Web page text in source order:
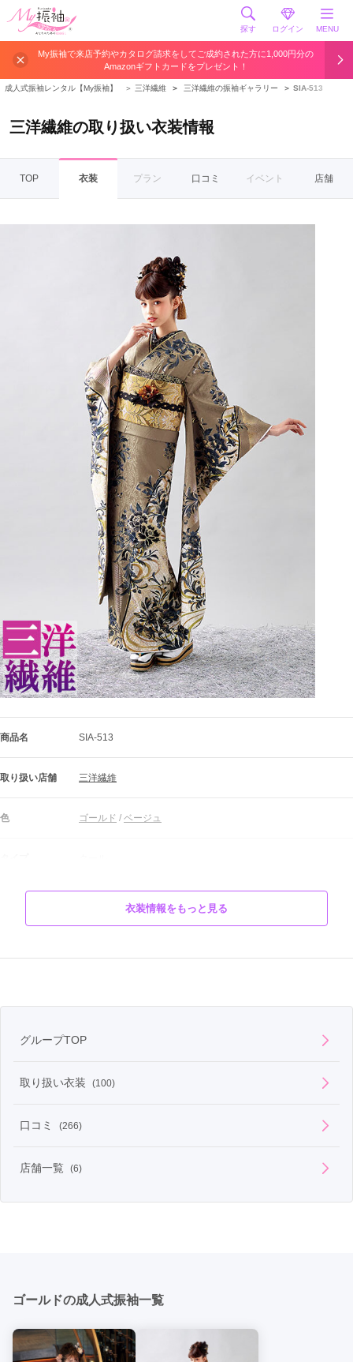
探す ログイン MENU
My振袖で来店予約やカタログ請求をしてご成約された方に1,000円分の
Amazonギフトカードをプレゼント！
成人式振袖レンタル【My振袖】 ＞ 三洋繊維 ＞ 三洋繊維の振袖ギャラリー ＞ SIA-513
三洋繊維の取り扱い衣装情報
TOP 衣装 プラン 口コミ イベント 店舗
商品名 SIA-513
取り扱い店舗 三洋繊維
色 ゴールド / ベージュ
商品説明
無料特典もいっぱい付いていて安心です！！
衣装情報をもっと見る
グループTOP
取り扱い衣装 (100)
口コミ (266)
店舗一覧 (6)
ゴールドの成人式振袖一覧